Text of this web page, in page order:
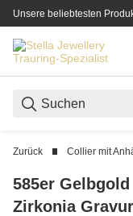
Unsere beliebtesten
Zurück Collier mit
585er
Zirkonia